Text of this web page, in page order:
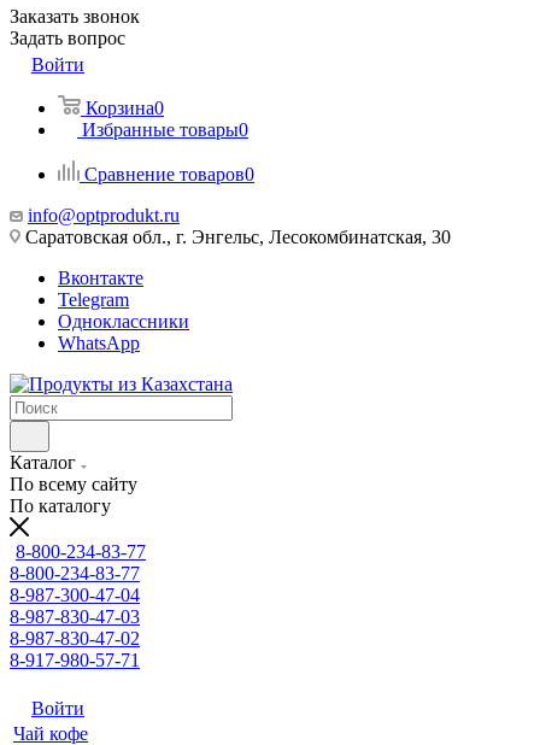
Заказать звонок
Задать вопрос
Войти
Корзина0
Избранные товары0
Сравнение товаров0
info@optprodukt.ru
Саратовская обл., г. Энгельс, Лесокомбинатская, 30
Вконтакте
Telegram
Одноклассники
WhatsApp
Каталог
По всему сайту
По каталогу
8-800-234-83-77
8-800-234-83-77
8-987-300-47-04
8-987-830-47-03
8-987-830-47-02
8-917-980-57-71
Войти
Чай кофе